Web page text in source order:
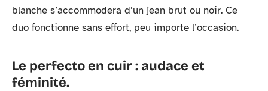
blanche s’accommodera d’un jean brut ou noir. Ce
duo fonctionne sans effort, peu importe l’occasion.
Le perfecto en cuir : audace et
féminité.